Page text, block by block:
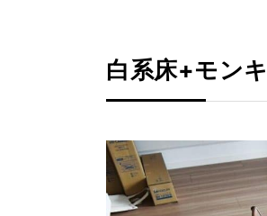
白系床+モン